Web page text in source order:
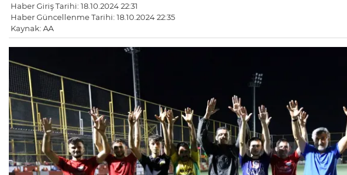
Haber Giriş Tarihi: 18.10.2024 22:31
Haber Güncellenme Tarihi: 18.10.2024 22:35
Kaynak: AA